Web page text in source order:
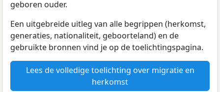
geboren ouder.
Een uitgebreide uitleg van alle begrippen (herkomst,
generaties, nationaliteit, geboorteland) en de
gebruikte bronnen vind je op de toelichtingspagina.
Lees de volledige toelichting over migratie en
herkomst